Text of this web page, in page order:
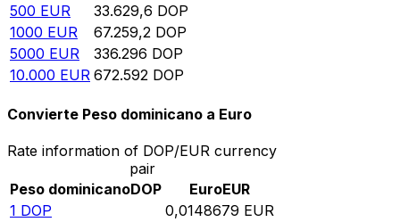
500 EUR 33.629,6 DOP
1000 EUR 67.259,2 DOP
5000 EUR 336.296 DOP
10.000 EUR 672.592 DOP
Convierte Peso dominicano a Euro
Rate information of DOP/EUR currency
pair
Peso dominicanoDOP EuroEUR
1 DOP 0,0148679 EUR